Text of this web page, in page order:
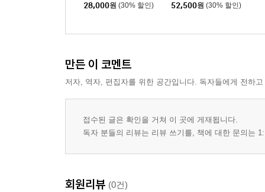
28,000원 (30% 할인) 52,500원 (30% 할인)
만든 이 코멘트
저자, 역자, 편집자를 위한 공간입니다. 독자들에게 전하
접수된 글은 확인을 거쳐 이 곳에 게재됩니다.
독자 분들의 리뷰는 리뷰 쓰기를, 책에 대한 문의는
회원리뷰 (0건)